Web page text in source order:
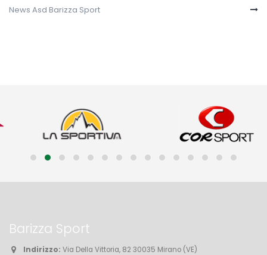
News Asd Barizza Sport
Barizza Sport
Indirizzo: Via Della Vittoria, 82 30035 Mirano (VE)